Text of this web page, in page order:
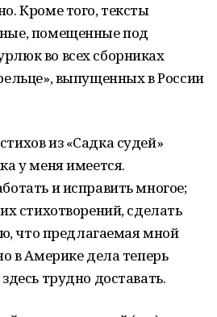
Кроме того, тексты
помещенные под
во всех сборниках
выпущенных в России
из «Садка судей»
у меня имеется.
и исправить многое;
стихотворений, сделать
что предлагаемая мной
в Америке дела теперь
трудно доставать.